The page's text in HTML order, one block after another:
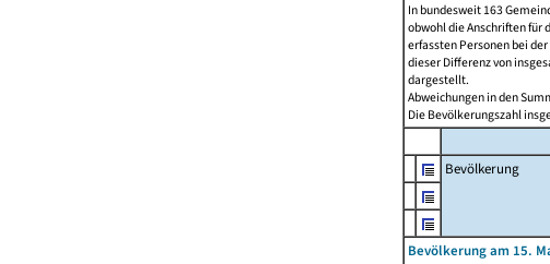
In bundesweit 163
obwohl die Anschriften für
erfassten Personen bei
dieser Differenz von
dargestellt.
Abweichungen in den
Die Bevölkerungszahl
Bevölkerung
Bevölkerung am 15.